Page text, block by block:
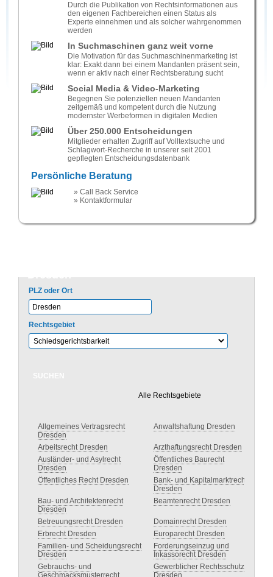
Durch die Publikation von Rechtsinformationen aus
den eigenen Fachbereichen einen Status als
Experte einnehmen und als solcher wahrgenommen
werden
In Suchmaschinen ganz weit vorne
Die Motivation für das Suchmaschinenmarketing ist
klar: Exakt dann bei einem Mandanten präsent sein,
wenn er aktiv nach einer Rechtsberatung sucht
Social Media & Video-Marketing
Begegnen Sie potenziellen neuen Mandanten
zeitgemäß und kompetent durch die Nutzung
modernster Werbeformen in digitalen Medien
Über 250.000 Entscheidungen
Mitglieder erhalten Zugriff auf Volltextsuche und
Schlagwort-Recherche in unserer seit 2001
gepflegten Entscheidungsdatenbank
Persönliche Beratung
» Call Back Service
» Kontaktformular
PLZ oder Ort
Rechtsgebiet
Alle Rechtsgebiete
Allgemeines Vertragsrecht
Dresden
Anwaltshaftung Dresden
Arbeitsrecht Dresden
Arzthaftungsrecht Dresden
Ausländer- und Asylrecht
Dresden
Öffentliches Baurecht
Dresden
Öffentliches Recht Dresden
Bank- und Kapitalmarktrecht
Dresden
Bau- und Architektenrecht
Dresden
Beamtenrecht Dresden
Betreuungsrecht Dresden
Domainrecht Dresden
Erbrecht Dresden
Europarecht Dresden
Familien- und Scheidungsrecht
Dresden
Forderungseinzug und
Inkassorecht Dresden
Gebrauchs- und
Geschmacksmusterrecht
Gewerblicher Rechtsschutz
Dresden